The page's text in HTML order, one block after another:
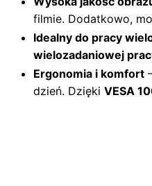
filmie. Dodatkowo,
Idealny do pracy
wielozadaniowej
Ergonomia i komfort
dzień. Dzięki VESA